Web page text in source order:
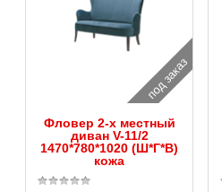
под заказ
Фловер 2-х местный
диван V-11/2
1470*780*1020 (Ш*Г*В)
кожа